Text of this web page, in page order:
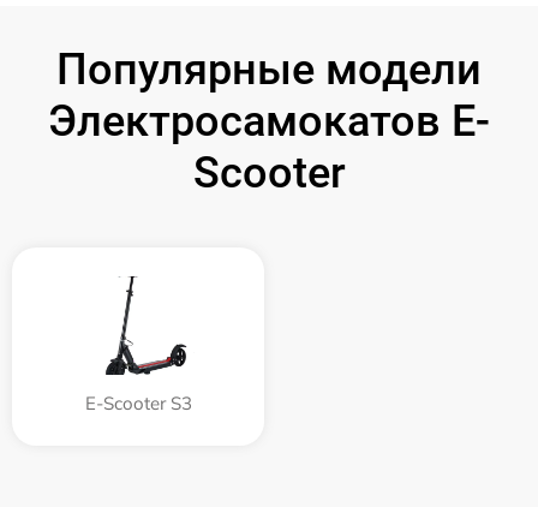
Популярные модели
Электросамокатов E-
Scooter
E-Scooter S3